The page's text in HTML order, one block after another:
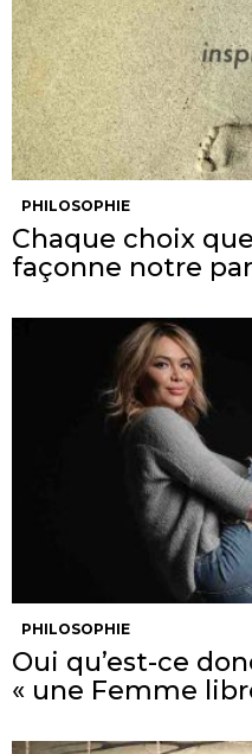
PHILOSOPHIE
Chaque choix
façonne notre
PHILOSOPHIE
Oui qu’est-ce
« une Femme